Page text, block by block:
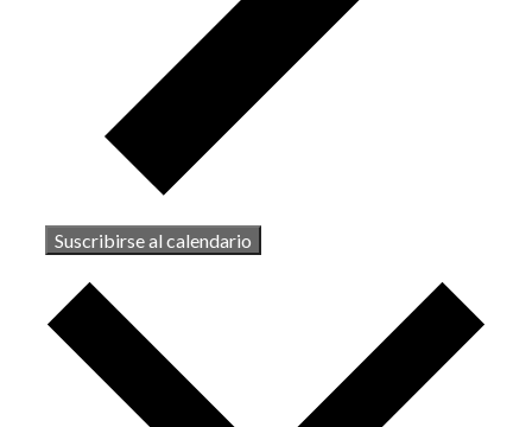
Suscribirse al calendario